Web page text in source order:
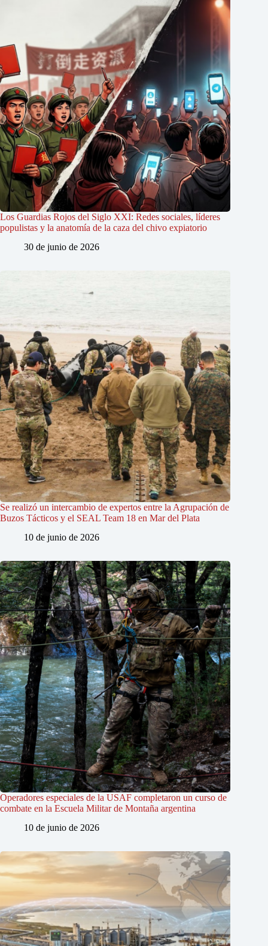
Los Guardias Rojos del Siglo XXI: Redes sociales, líderes
populistas y la anatomía de la caza del chivo expiatorio
30 de junio de 2026
Se realizó un intercambio de expertos entre la Agrupación de
Buzos Tácticos y el SEAL Team 18 en Mar del Plata
10 de junio de 2026
Operadores especiales de la USAF completaron un curso de
combate en la Escuela Militar de Montaña argentina
10 de junio de 2026